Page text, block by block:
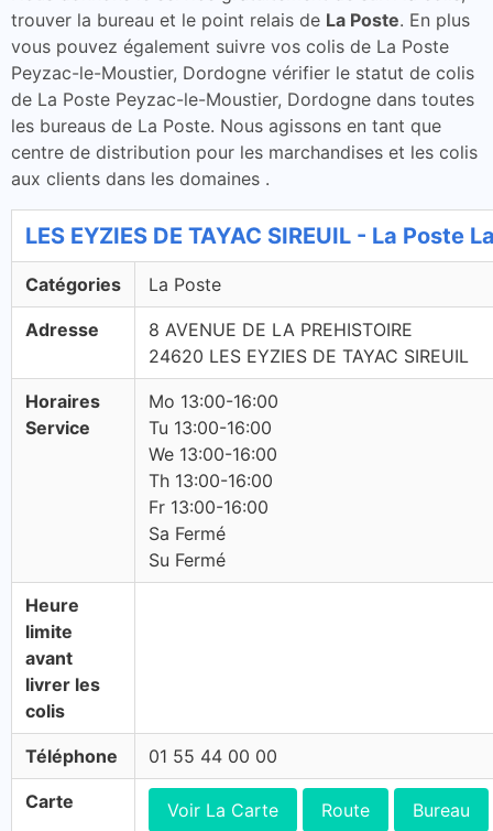
trouver la bureau et le point relais de La Poste. En plus
vous pouvez également suivre vos colis de La Poste
Peyzac-le-Moustier, Dordogne vérifier le statut de colis
de La Poste Peyzac-le-Moustier, Dordogne dans toutes
les bureaus de La Poste. Nous agissons en tant que
centre de distribution pour les marchandises et les colis
aux clients dans les domaines .
LES EYZIES DE TAYAC SIREUIL - La Poste
Catégories La Poste
Adresse
8 AVENUE DE LA PREHISTOIRE
24620 LES EYZIES DE TAYAC SIREUIL
Horaires
Service
Mo 13:00-16:00
Tu 13:00-16:00
We 13:00-16:00
Th 13:00-16:00
Fr 13:00-16:00
Sa Fermé
Su Fermé
Heure
limite
avant
livrer les
colis
Téléphone 01 55 44 00 00
Carte Voir La Carte Route Bureau